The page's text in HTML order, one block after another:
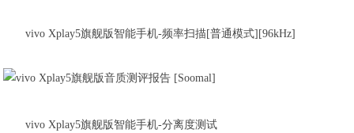
vivo Xplay5旗舰版智能手机-频率扫描[普通模式][96kHz]
vivo Xplay5旗舰版智能手机-分离度测试